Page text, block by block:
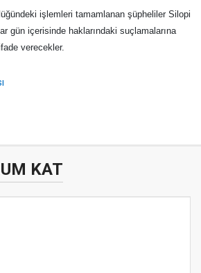
işlemleri tamamlanan şüpheliler Silopi
gün içerisinde haklarındaki suçlamalarına
verecekler.
KAT